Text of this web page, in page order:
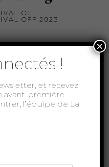
OFF
OFF 2023
!
et recevez
première…
l’équipe de La
×